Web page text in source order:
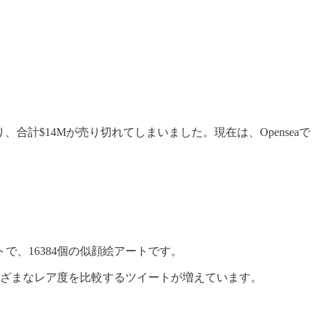
合計$14Mが売り切れてしまいました。現在は、Openseaで
、16384個の似顔絵アートです。
まなレア度を比較するツイートが増えています。